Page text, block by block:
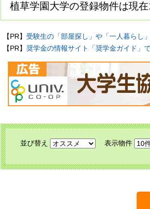
植草学園大学の登録物件は現在
【PR】 受験生の「部屋探し」や「一人暮らし
【PR】 奨学金の情報サイト「奨学金ガイド」
並び替え 表示物件